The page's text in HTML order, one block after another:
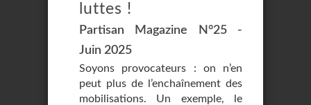
luttes !
Partisan Magazine N°25 -
Juin 2025
Soyons provocateurs : on n’en
peut plus de l’enchaînement des
mobilisations. Un exemple, le